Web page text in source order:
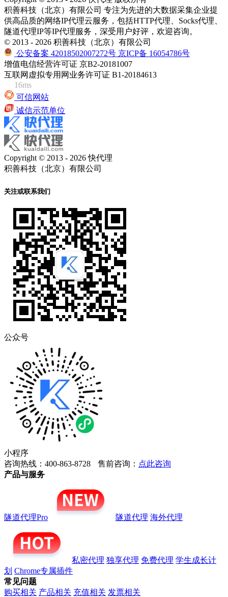
积善科技（北京）有限公司 专注为先进的大数据采集企业提
供高品质的网络IP代理云服务，包括HTTP代理、Socks代理、
隧道代理IP等IP代理服务，深受用户好评，欢迎咨询。
© 2013 - 2026 积善科技（北京）有限公司
公安备案 42018502007272号 京ICP备 16054786号
增值电信经营许可证 京B2-20181007
互联网虚拟专用网业务许可证 B1-20184613
16ms
可信网站
诚信示范单位
Copyright © 2013 - 2026 快代理
积善科技（北京）有限公司
关注或联系我们
公众号
小程序
咨询热线：400-863-8728
售前咨询： 点此咨询
产品与服务
隧道代理Pro 隧道代理 海外代理
私密代理 独享代理 免费代理 学生成长计
划 Chrome专属插件
常见问题
购买相关 产品相关 充值相关 发票相关